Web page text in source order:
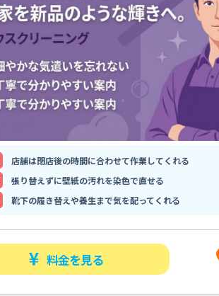
店舗は閉店後の時間に合わせて作業してくれる
張り替えずに壁紙の汚れを染色で直せる
靴下の履き替えや養生まで気を配ってくれる
料金を見る